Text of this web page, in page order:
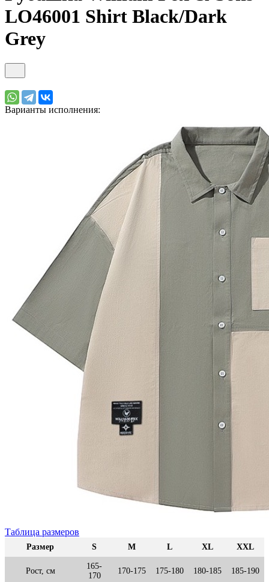
LO46001 Shirt Black/Dark
Grey
Варианты исполнения:
Таблица размеров
Размер S M L XL XXL
Рост, см
165-
170
170-175 175-180 180-185 185-190